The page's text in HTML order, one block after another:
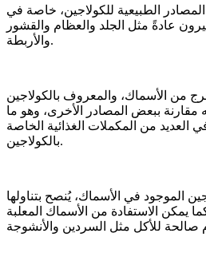
الطبيعية للكولاجين، خاصة في
عادةً مثل الجلد والعظام والقشور
والأربطة.
من الأسماك، والمعروف بالكولاجين
مقارنة ببعض المصادر الأخرى، وهو ما
العديد من المكملات الغذائية الخاصة
بالكولاجين.
الموجود في الأسماك، يُنصح بتناولها
يمكن الاستفادة من الأسماك المعلبة